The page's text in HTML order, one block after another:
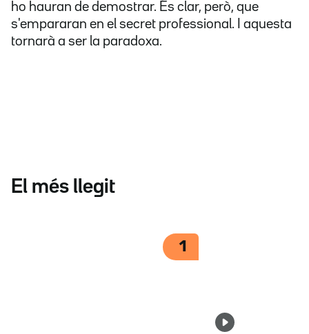
ho hauran de demostrar. És clar, però, que
s'empararan en el secret professional. I aquesta
tornarà a ser la paradoxa.
El més llegit
1